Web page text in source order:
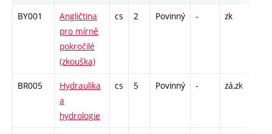
BY001
Angličtina
pro mírně
pokročilé
(zkouška)
cs 2 Povinný - zk
BR005
Hydraulika
a
hydrologie
cs 5 Povinný - zá,zk